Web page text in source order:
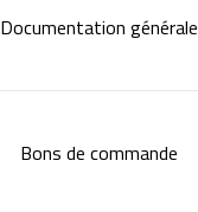
Documentation générale
Bons de commande